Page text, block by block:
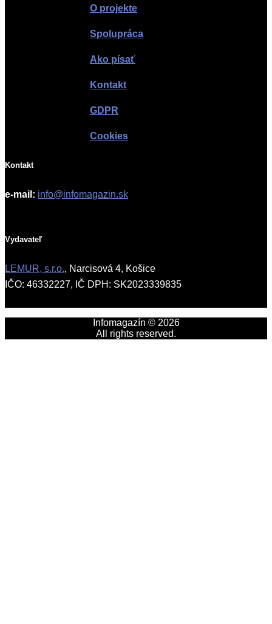
O projekte
Spolupráca
Ako písať
Kontakt
GDPR
Cookies
Kontakt
e-mail: info@infomagazin.sk
Vydavateľ
LEMUR, s.r.o., Narcisová 4, Košice
IČO: 46332227, IČ DPH: SK2023339835
Infomagazín © 2026
All rights reserved.